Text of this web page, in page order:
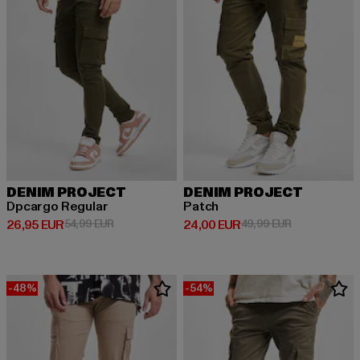
DENIM PROJECT
Dpcargo Regular
26,95 EUR
Derzeitiger Preis: 26,95 EUR
54,99 EURAktionspreis: 54,99 EUR
DENIM PROJECT
Patch
24,00 EUR
Derzeitiger Preis: 24,00 EUR
49,99 EURAktionspreis:
-48% -54%